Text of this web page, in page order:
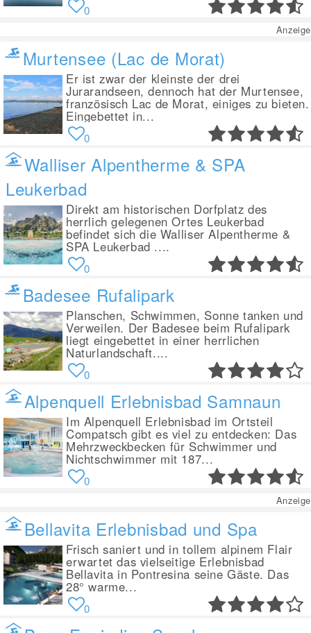
0
Anzeige
Murtensee (Lac de Morat)
Er ist zwar der kleinste der drei
Jurarandseen, dennoch hat der Murtensee,
französisch Lac de Morat, einiges zu bieten.
Eingebettet in...
0
Walliser Alpentherme & SPA
Leukerbad
Direkt am historischen Dorfplatz des
herrlich gelegenen Ortes Leukerbad
befindet sich die Walliser Alpentherme &
SPA Leukerbad ....
0
Badesee Rufalipark
Planschen, Schwimmen, Sonne tanken und
Verweilen. Der Badesee beim Rufalipark
liegt eingebettet in einer herrlichen
Naturlandschaft....
0
Alpenquell Erlebnisbad Samnaun
Im Alpenquell Erlebnisbad im Ortsteil
Compatsch gibt es viel zu entdecken: Das
Mehrzweckbecken für Schwimmer und
Nichtschwimmer mit 187...
0
Anzeige
Bellavita Erlebnisbad und Spa
Frisch saniert und in tollem alpinem Flair
erwartet das vielseitige Erlebnisbad
Bellavita in Pontresina seine Gäste. Das
28° warme...
0